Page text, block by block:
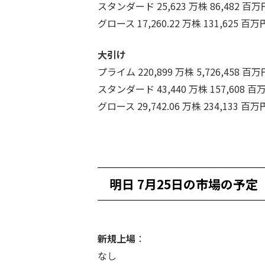
スタンダード 25,623 万株 86,482 百万
グロース 17,260.22 万株 131,625 百万
大引け
プライム 220,899 万株 5,726,458 百万
スタンダード 43,440 万株 157,608 百
グロース 29,742.06 万株 234,133 百万
明日 7月25日の市場の予定
新規上場 ：
なし